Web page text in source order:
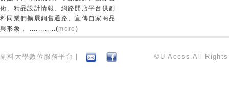
術、精品設計情報、網路開店平台供副
料同業們擴展銷售通路、宣傳自家商品
與形象， ............(more )
副料大學數位服務平台 | ©U-Accss.All Rights